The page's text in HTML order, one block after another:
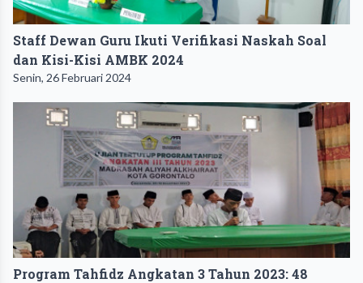
Staff Dewan Guru Ikuti Verifikasi Naskah Soal
dan Kisi-Kisi AMBK 2024
Senin, 26 Februari 2024
Program Tahfidz Angkatan 3 Tahun 2023: 48